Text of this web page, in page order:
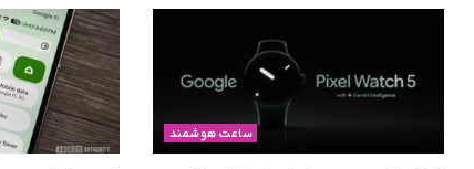
ساعت هوشمند